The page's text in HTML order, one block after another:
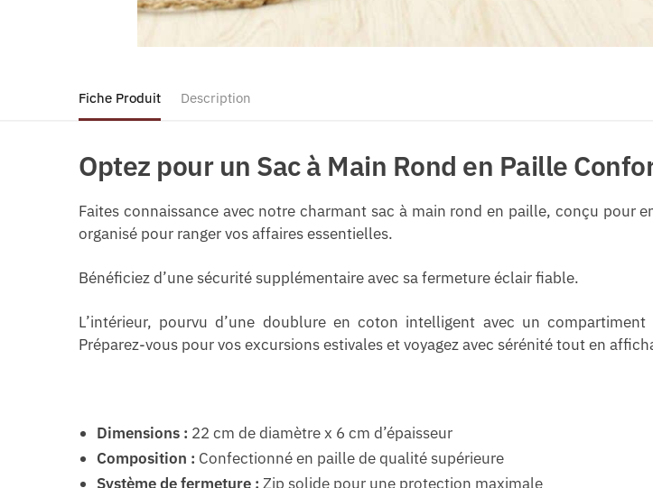
Fiche Produit Description
Optez pour un Sac à Main Rond en Paille
Faites connaissance avec notre charmant sac à main rond en paille, conçu pour
organisé pour ranger vos affaires essentielles.
Bénéficiez d’une sécurité supplémentaire avec sa fermeture éclair fiable.
L’intérieur, pourvu d’une doublure en coton intelligent avec un
Préparez-vous pour vos excursions estivales et voyagez avec sérénité tout en
Dimensions : 22 cm de diamètre x 6 cm d’épaisseur
Composition : Confectionné en paille de qualité supérieure
Système de fermeture : Zip solide pour une protection maximale